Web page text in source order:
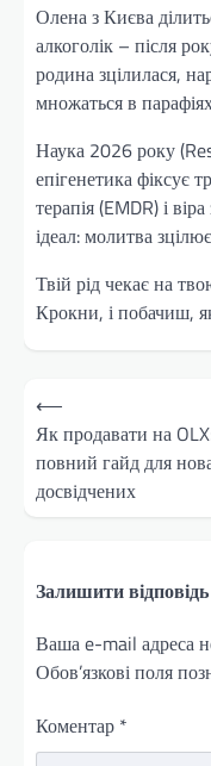
Олена з Києва
алкоголік – після
родина зцілилася,
множаться в
Наука 2026 року
епігенетика фіксує
терапія (EMDR) і
ідеал: молитва
Твій рід чекає на
Крокни, і побачиш,
Навігація
записів
⟵
Як продавати на
повний гайд для
досвідчених
Залишити відповідь
Ваша e-mail адреса
Обов’язкові поля
Коментар *